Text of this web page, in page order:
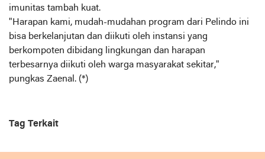
imunitas tambah kuat.
"Harapan kami, mudah-mudahan program dari Pelindo ini
bisa berkelanjutan dan diikuti oleh instansi yang
berkompoten dibidang lingkungan dan harapan
terbesarnya diikuti oleh warga masyarakat sekitar,"
pungkas Zaenal. (*)
Tag Terkait